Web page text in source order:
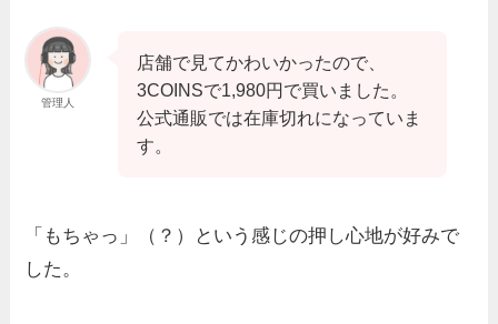
管理人
店舗で見てかわいかったので、
3COINSで1,980円で買いました。
公式通販では在庫切れになっていま
す。
「もちゃっ」（？）という感じの押し心地が好みで
した。